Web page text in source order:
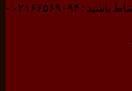
از طریق شماره تلفن های زیر با ما در ارتباط باشید : ۰۲۱۶۶۵۶۹۰۹۴ -